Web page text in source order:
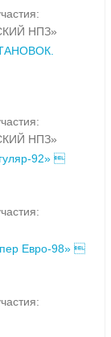
НПЗ»
НПЗ»
92» 
Евро-98» 